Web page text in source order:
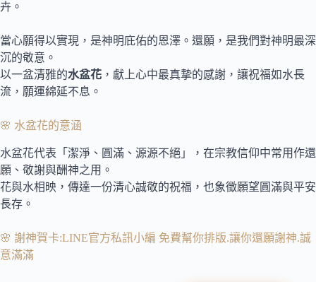
卉。
當心願得以實現，是神明庇佑的恩澤。還願，是我們對神明最深
沉的敬意。
以一盆清雅的水盆花 ，獻上心中最真摯的感謝，讓祝福如水長
流，願運綿延不息。
🌸 水盆花的意涵
水盆花代表「潔淨、圓滿、源源不絕」，在宗教信仰中常用作還
願、敬謝與酬神之用。
花與水相映，傳達一份清心誠敬的祝福，也象徵願望圓滿與平安
長存。
🌸 謝神賀卡:LINE官方私訊小編 免費幫你排版.讓你還願謝神.誠
意滿滿